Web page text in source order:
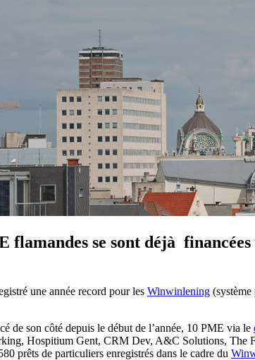
flamandes se sont déjà
une année record pour les Winwinlening
de son côté depuis le début de l’année, 10 PME via le
Hospitium Gent, CRM Dev, A&C Solutions, The
prêts de particuliers enregistrés dans le cadre du